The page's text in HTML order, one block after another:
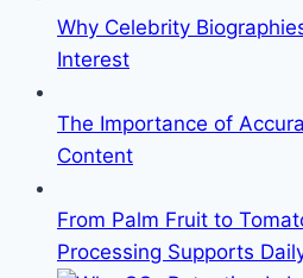
Why Celebrity
Interest
The Importance of
Content
From Palm Fruit to
Processing Supports